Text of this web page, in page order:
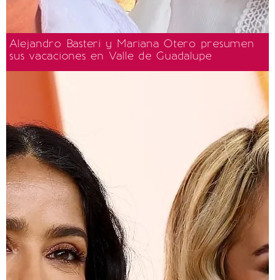
Alejandro Basteri y Mariana Otero presumen
sus vacaciones en Valle de Guadalupe